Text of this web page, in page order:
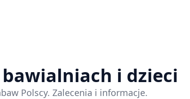
i dzieci
Polscy. Zalecenia i informacje.